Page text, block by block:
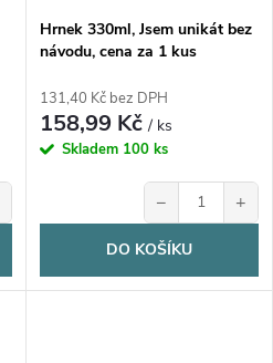
Hrnek 330ml, Jsem unikát bez
návodu, cena za 1 kus
131,40 Kč bez DPH
158,99 Kč/ ks
Skladem 100 ks
− +
DO KOŠÍKU